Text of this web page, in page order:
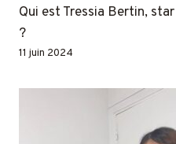
Qui est Tressia Bertin,
?
11 juin 2024